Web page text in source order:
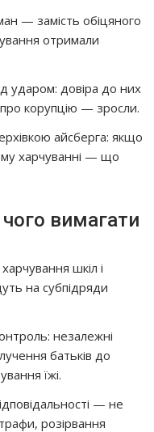
— замість обіцяного
отримали
ударом: довіра до них
корупцію — зросли.
айсберга: якщо
харчуванні — що
вимагати
шкіл і
на субпідряди
незалежні
батьків до
їжі.
— не
розірвання